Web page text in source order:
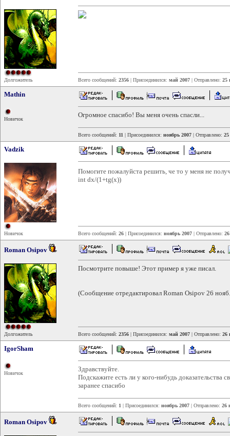
Долгожитель Всего сообщений: 2356 | Присоединился: май 2007 | Отправлено: 25
Mathin
Новичок
Огромное спасибо! Вы меня очень спасли...
Всего сообщений: 11 | Присоединился: ноябрь 2007 | Отправлено: 25
Vadzik
Новичок
Помогите пожалуйста решить, че то у меня не
int dx/(1+tg(x))
Всего сообщений: 26 | Присоединился: ноябрь 2007 | Отправлено:
Roman Osipov
Долгожитель
Посмотрите повыше! Этот пример я уже писал.
(Сообщение отредактировал Roman Osipov 26
Всего сообщений: 2356 | Присоединился: май 2007 | Отправлено: 26
IgorSham
Новичок
Здравствуйте.
Подскажите есть ли у кого-нибудь доказательства
заранее спасибо
Всего сообщений: 1 | Присоединился: ноябрь 2007 | Отправлено: 26
Roman Osipov